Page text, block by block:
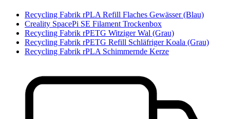
Recycling Fabrik rPLA Refill Flaches Gewässer (Blau)
Creality SpacePi SE Filament Trockenbox
Recycling Fabrik rPETG Witziger Wal (Grau)
Recycling Fabrik rPETG Refill Schläfriger Koala (Grau)
Recycling Fabrik rPLA Schimmernde Kerze